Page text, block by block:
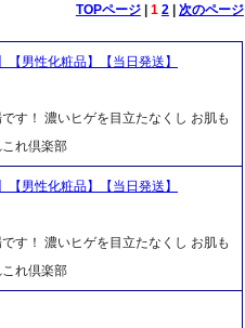
TOPページ| 1 2| 次のページ
男性化粧品】【当日発送】
す！ 濃いヒゲを目立たなくし お肌も
れ倶楽部
男性化粧品】【当日発送】
す！ 濃いヒゲを目立たなくし お肌も
れ倶楽部